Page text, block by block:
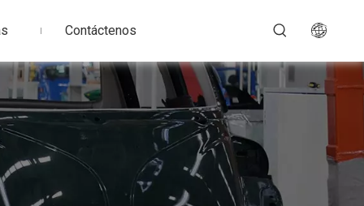
Contáctenos